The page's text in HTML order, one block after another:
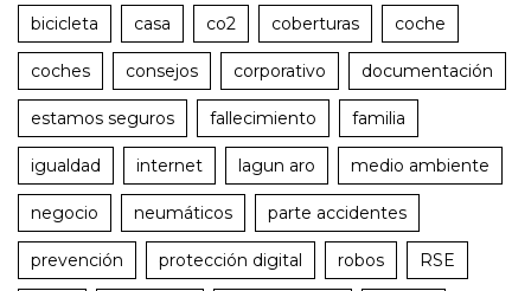
bicicleta casa co2 coberturas coche
coches consejos corporativo documentación
estamos seguros fallecimiento familia
igualdad internet lagun aro medio ambiente
negocio neumáticos parte accidentes
prevención protección digital robos RSE